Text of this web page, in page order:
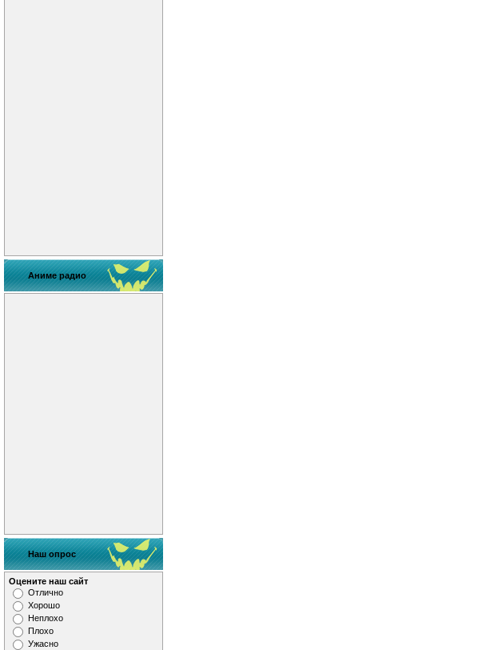
Аниме радио
Наш опрос
Оцените наш сайт
Отлично
Хорошо
Неплохо
Плохо
Ужасно